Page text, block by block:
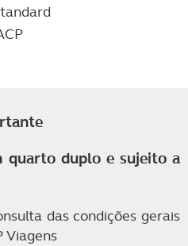
quarto duplo e sujeito a
das condições gerais
Viagens